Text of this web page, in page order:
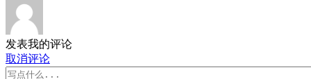
发表我的评论
取消评论